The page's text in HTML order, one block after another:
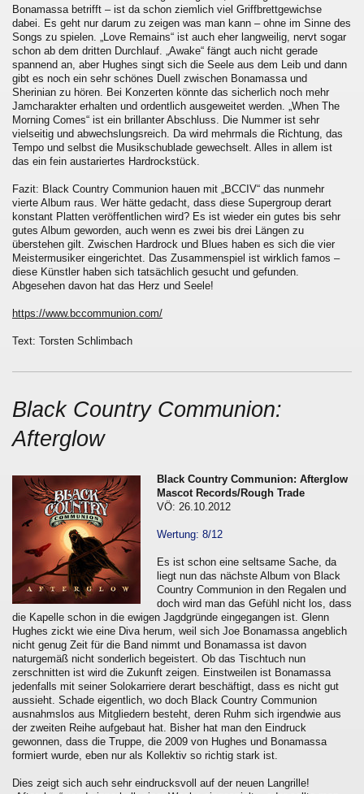
Bonamassa betrifft – ist da schon ziemlich viel Griffbrettgewichse
dabei. Es geht nur darum zu zeigen was man kann – ohne im Sinne des
Songs zu spielen. „Love Remains“ ist auch eher langweilig, nervt sogar
schon ab dem dritten Durchlauf. „Awake“ fängt auch nicht gerade
spannend an, aber Hughes singt sich die Seele aus dem Leib und dann
gibt es noch ein sehr schönes Duell zwischen Bonamassa und
Sherinian zu hören. Bei Konzerten könnte das sicherlich noch mehr
Jamcharakter erhalten und ordentlich ausgeweitet werden. „When The
Morning Comes“ ist ein brillanter Abschluss. Die Nummer ist sehr
vielseitig und abwechslungsreich. Da wird mehrmals die Richtung, das
Tempo und selbst die Musikschublade gewechselt. Alles in allem ist
das ein fein austariertes Hardrockstück.
Fazit: Black Country Communion hauen mit „BCCIV“ das nunmehr
vierte Album raus. Wer hätte gedacht, dass diese Supergroup derart
konstant Platten veröffentlichen wird? Es ist wieder ein gutes bis sehr
gutes Album geworden, auch wenn es zwei bis drei Längen zu
überstehen gilt. Zwischen Hardrock und Blues haben es sich die vier
Meistermusiker eingerichtet. Das Zusammenspiel ist wirklich famos –
diese Künstler haben sich tatsächlich gesucht und gefunden.
Abgesehen davon hat das Herz und Seele!
https://www.bccommunion.com/
Text: Torsten Schlimbach
Black Country Communion:
Afterglow
Black Country Communion: Afterglow
Mascot Records/Rough Trade
VÖ: 26.10.2012
Wertung: 8/12
Es ist schon eine seltsame Sache, da
liegt nun das nächste Album von Black
Country Communion in den Regalen und
doch wird man das Gefühl nicht los, dass
die Kapelle schon in die ewigen Jagdgründe eingegangen ist. Glenn
Hughes zickt wie eine Diva herum, weil sich Joe Bonamassa angeblich
nicht genug Zeit für die Band nimmt und Bonamassa ist davon
naturgemäß nicht sonderlich begeistert. Ob das Tischtuch nun
zerschnitten ist wird die Zukunft zeigen. Einstweilen ist Bonamassa
jedenfalls mit seiner Solokarriere derart beschäftigt, dass es nicht gut
aussieht. Schade eigentlich, wo doch Black Country Communion
ausnahmslos aus Mitgliedern besteht, deren Ruhm sich irgendwie aus
der zweiten Reihe aufgebaut hat. Bisher hat man den Eindruck
gewonnen, dass die Truppe, die 2009 von Hughes und Bonamassa
formiert wurde, eben nur als Kollektiv so richtig stark ist.
Dies zeigt sich auch sehr eindrucksvoll auf der neuen Langrille!